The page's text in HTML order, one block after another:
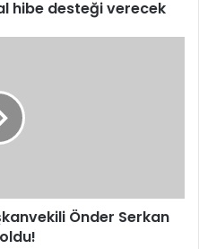
hibe desteği verecek
Önder Serkan